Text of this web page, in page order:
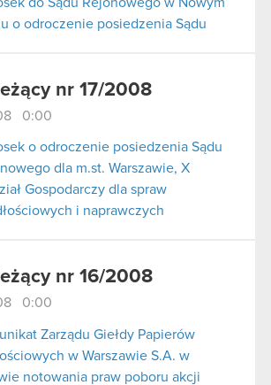
o odroczenie posiedzenia Sądu
nr 17/2008
0:00
o odroczenie posiedzenia Sądu
dla m.st. Warszawie, X
Gospodarczy dla spraw
i naprawczych
nr 16/2008
0:00
Zarządu Giełdy Papierów
w Warszawie S.A. w
notowania praw poboru akcji